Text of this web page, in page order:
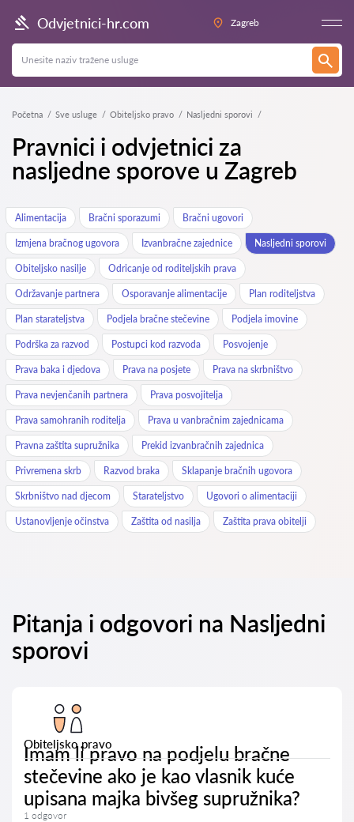
Odvjetnici-hr.com Zagreb
Početna Sve usluge Obiteljsko pravo Nasljedni sporovi
Pravnici i odvjetnici za
nasljedne sporove u Zagreb
Alimentacija Bračni sporazumi Bračni ugovori
Izmjena bračnog ugovora Izvanbračne zajednice Nasljedni sporovi
Obiteljsko nasilje Odricanje od roditeljskih prava
Održavanje partnera Osporavanje alimentacije Plan roditeljstva
Plan starateljstva Podjela bračne stečevine Podjela imovine
Podrška za razvod Postupci kod razvoda Posvojenje
Prava baka i djedova Prava na posjete Prava na skrbništvo
Prava nevjenčanih partnera Prava posvojitelja
Prava samohranih roditelja Prava u vanbračnim zajednicama
Pravna zaštita supružnika Prekid izvanbračnih zajednica
Privremena skrb Razvod braka Sklapanje bračnih ugovora
Skrbništvo nad djecom Starateljstvo Ugovori o alimentaciji
Ustanovljenje očinstva Zaštita od nasilja Zaštita prava obitelji
Pitanja i odgovori na Nasljedni
sporovi
Obiteljsko pravo
Imam li pravo na podjelu bračne
stečevine ako je kao vlasnik kuće
upisana majka bivšeg supružnika?
1 odgovor